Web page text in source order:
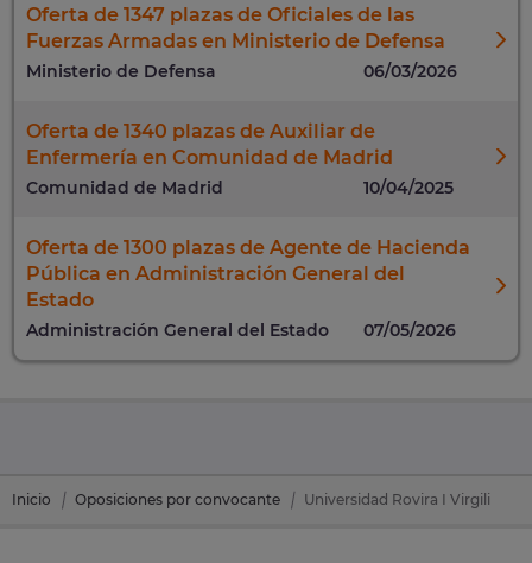
Oferta de 1347 plazas de Oficiales de las
Fuerzas Armadas en Ministerio de Defensa
Ministerio de Defensa 06/03/2026
Oferta de 1340 plazas de Auxiliar de
Enfermería en Comunidad de Madrid
Comunidad de Madrid 10/04/2025
Oferta de 1300 plazas de Agente de Hacienda
Pública en Administración General del
Estado
Administración General del Estado 07/05/2026
Inicio Oposiciones por convocante Universidad Rovira I Virgili